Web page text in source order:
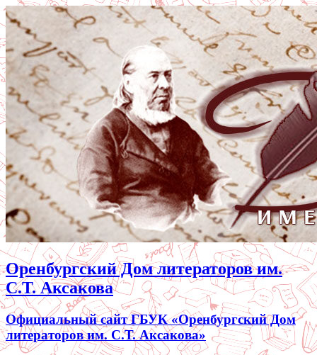
Оренбургский Дом литераторов им.
С.Т. Аксакова
Официальный сайт ГБУК «Оренбургский Дом
литераторов им. С.Т. Аксакова»